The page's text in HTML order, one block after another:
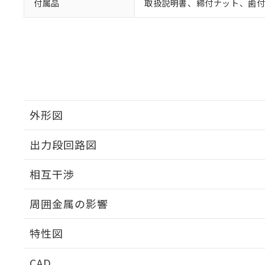
付属品 取扱説明書、締付ナット、歯
外形図
出力段回路図
相互干渉
周囲金属の影響
特性図